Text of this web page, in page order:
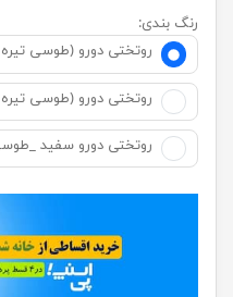
رنگ بندی:
روتختی دورو (طوسی
روتختی دورو (طوسی
روتختی دورو سفید